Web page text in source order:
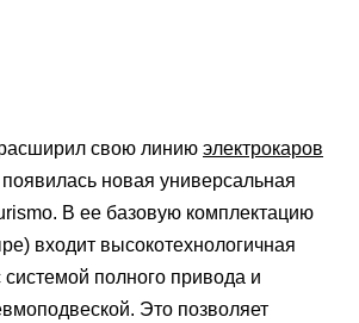
свою линию электрокаров
новая универсальная
В ее базовую комплектацию
входит высокотехнологичная
системой полного привода и
Это позволяет